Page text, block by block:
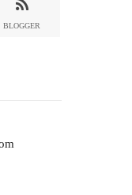
BLOGGER